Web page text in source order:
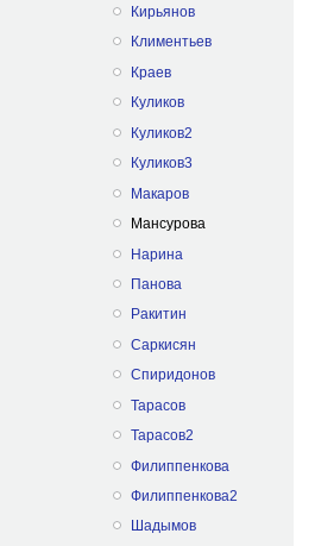
Кирьянов
Климентьев
Краев
Куликов
Куликов2
Куликов3
Макаров
Мансурова
Нарина
Панова
Ракитин
Саркисян
Спиридонов
Тарасов
Тарасов2
Филиппенкова
Филиппенкова2
Шадымов